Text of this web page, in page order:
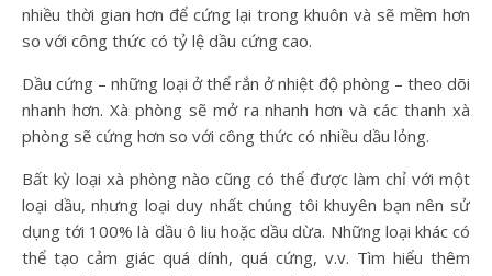
nhiều thời gian hơn để cứng lại trong khuôn và sẽ mềm hơn
so với công thức có tỷ lệ dầu cứng cao.
Dầu cứng – những loại ở thể rắn ở nhiệt độ phòng – theo dõi
nhanh hơn. Xà phòng sẽ mở ra nhanh hơn và các thanh xà
phòng sẽ cứng hơn so với công thức có nhiều dầu lỏng.
Bất kỳ loại xà phòng nào cũng có thể được làm chỉ với một
loại dầu, nhưng loại duy nhất chúng tôi khuyên bạn nên sử
dụng tới 100% là dầu ô liu hoặc dầu dừa. Những loại khác có
thể tạo cảm giác quá dính, quá cứng, v.v. Tìm hiểu thêm